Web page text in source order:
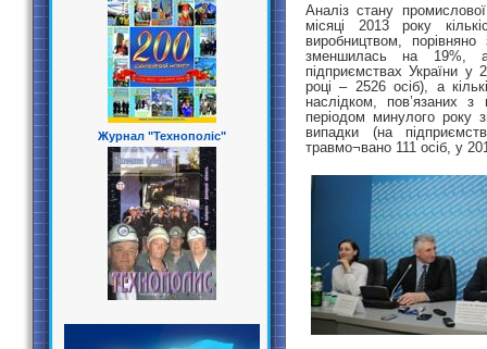
Журнал "Технополіс"
Аналіз стану
місяці 2013 року
виробництвом,
зменшилась на 19%,
підприємствах України у
році – 2526 осіб), а
наслідком, пов’язаних з
періодом минулого
випадки (на
травмо¬вано 111 осіб, у